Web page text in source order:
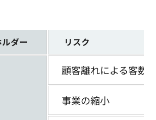
ダー リスク
顧客離れによる客数
事業の縮小